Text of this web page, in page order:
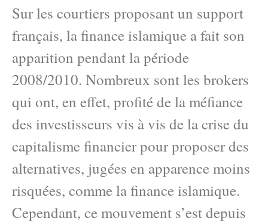
Sur les courtiers proposant un support
français, la finance islamique a fait son
apparition pendant la période
2008/2010. Nombreux sont les brokers
qui ont, en effet, profité de la méfiance
des investisseurs vis à vis de la crise du
capitalisme financier pour proposer des
alternatives, jugées en apparence moins
risquées, comme la finance islamique.
Cependant, ce mouvement s’est depuis